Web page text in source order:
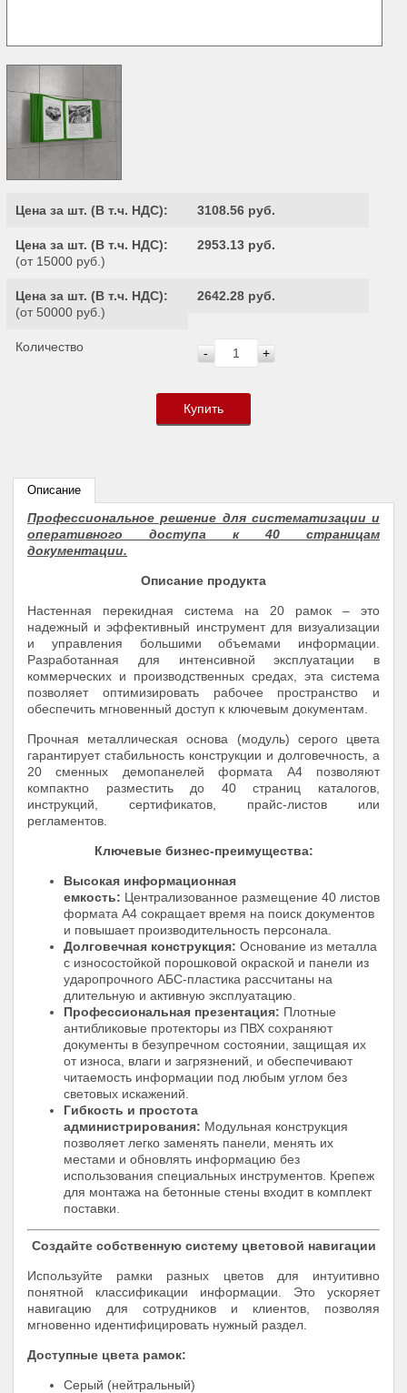
Цена за шт. (В т.ч. НДС): 3108.56 руб.
Цена за шт. (В т.ч. НДС):
(от 15000 руб.)
2953.13 руб.
Цена за шт. (В т.ч. НДС):
(от 50000 руб.)
2642.28 руб.
Количество - +
Купить
Описание
Профессиональное решение для систематизации и
оперативного доступа к 40 страницам
документации.
Описание продукта
Настенная перекидная система на 20 рамок – это
надежный и эффективный инструмент для визуализации
и управления большими объемами информации.
Разработанная для интенсивной эксплуатации в
коммерческих и производственных средах, эта система
позволяет оптимизировать рабочее пространство и
обеспечить мгновенный доступ к ключевым документам.
Прочная металлическая основа (модуль) серого цвета
гарантирует стабильность конструкции и долговечность, а
20 сменных демопанелей формата А4 позволяют
компактно разместить до 40 страниц каталогов,
инструкций, сертификатов, прайс-листов или
регламентов.
Ключевые бизнес-преимущества:
Высокая информационная
емкость: Централизованное размещение 40 листов
формата А4 сокращает время на поиск документов
и повышает производительность персонала.
Долговечная конструкция: Основание из металла
с износостойкой порошковой окраской и панели из
ударопрочного АБС-пластика рассчитаны на
длительную и активную эксплуатацию.
Профессиональная презентация: Плотные
антибликовые протекторы из ПВХ сохраняют
документы в безупречном состоянии, защищая их
от износа, влаги и загрязнений, и обеспечивают
читаемость информации под любым углом без
световых искажений.
Гибкость и простота
администрирования: Модульная конструкция
позволяет легко заменять панели, менять их
местами и обновлять информацию без
использования специальных инструментов. Крепеж
для монтажа на бетонные стены входит в комплект
поставки.
Создайте собственную систему цветовой навигации
Используйте рамки разных цветов для интуитивно
понятной классификации информации. Это ускоряет
навигацию для сотрудников и клиентов, позволяя
мгновенно идентифицировать нужный раздел.
Доступные цвета рамок:
Серый (нейтральный)